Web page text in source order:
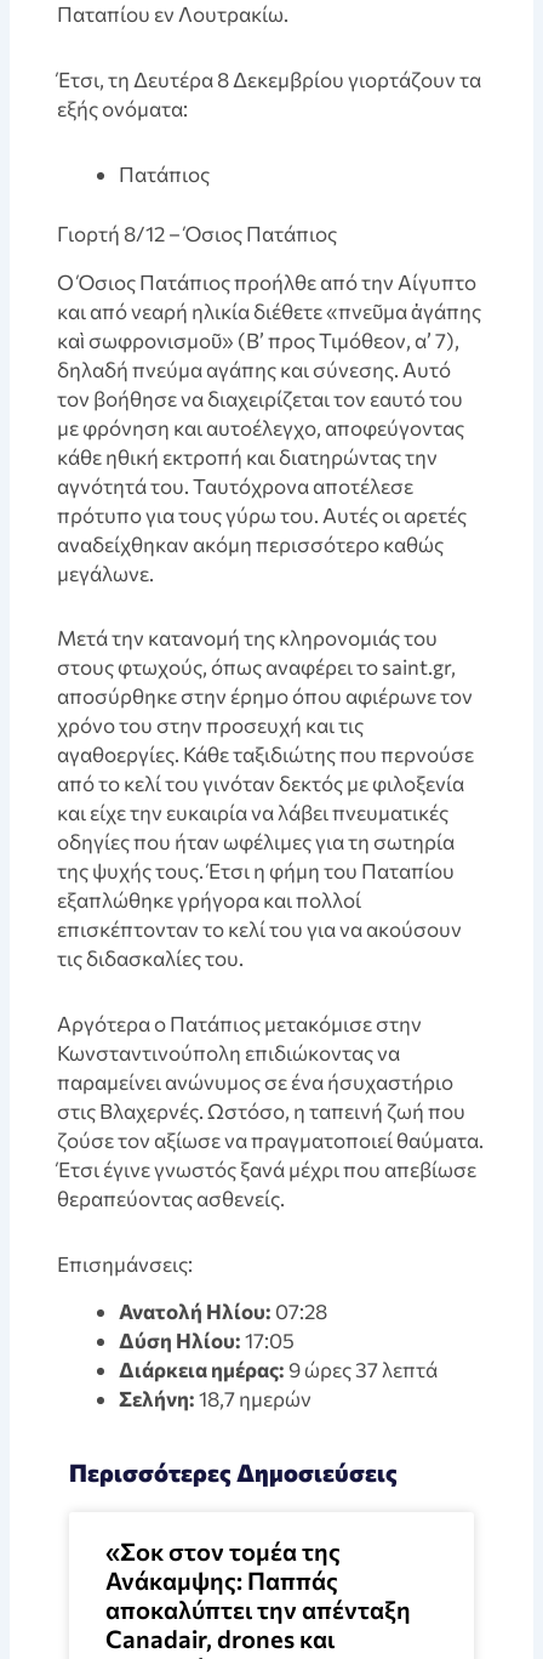
Παταπίου εν Λουτρακίω.
Έτσι, τη Δευτέρα 8 Δεκεμβρίου γιορτάζουν τα
εξής ονόματα:
Πατάπιος
Γιορτή 8/12 – Όσιος Πατάπιος
Ο Όσιος Πατάπιος προήλθε από την Αίγυπτο
και από νεαρή ηλικία διέθετε «πνεῦμα ἀγάπης
καὶ σωφρονισμοῦ» (Β’ προς Τιμόθεον, α’ 7),
δηλαδή πνεύμα αγάπης και σύνεσης. Αυτό
τον βοήθησε να διαχειρίζεται τον εαυτό του
με φρόνηση και αυτοέλεγχο, αποφεύγοντας
κάθε ηθική εκτροπή και διατηρώντας την
αγνότητά του. Ταυτόχρονα αποτέλεσε
πρότυπο για τους γύρω του. Αυτές οι αρετές
αναδείχθηκαν ακόμη περισσότερο καθώς
μεγάλωνε.
Μετά την κατανομή της κληρονομιάς του
στους φτωχούς, όπως αναφέρει το saint.gr,
αποσύρθηκε στην έρημο όπου αφιέρωνε τον
χρόνο του στην προσευχή και τις
αγαθοεργίες. Κάθε ταξιδιώτης που περνούσε
από το κελί του γινόταν δεκτός με φιλοξενία
και είχε την ευκαιρία να λάβει πνευματικές
οδηγίες που ήταν ωφέλιμες για τη σωτηρία
της ψυχής τους. Έτσι η φήμη του Παταπίου
εξαπλώθηκε γρήγορα και πολλοί
επισκέπτονταν το κελί του για να ακούσουν
τις διδασκαλίες του.
Αργότερα ο Πατάπιος μετακόμισε στην
Κωνσταντινούπολη επιδιώκοντας να
παραμείνει ανώνυμος σε ένα ήσυχαστήριο
στις Βλαχερνές. Ωστόσο, η ταπεινή ζωή που
ζούσε τον αξίωσε να πραγματοποιεί θαύματα.
Έτσι έγινε γνωστός ξανά μέχρι που απεβίωσε
θεραπεύοντας ασθενείς.
Επισημάνσεις:
Ανατολή Ηλίου: 07:28
Δύση Ηλίου:17:05
Διάρκεια ημέρας: 9 ώρες 37 λεπτά
Σελήνη:18,7 ημερών
Περισσότερες Δημοσιεύσεις
«Σοκ στον τομέα της
Ανάκαμψης: Παππάς
αποκαλύπτει την απένταξη
Canadair, drones και